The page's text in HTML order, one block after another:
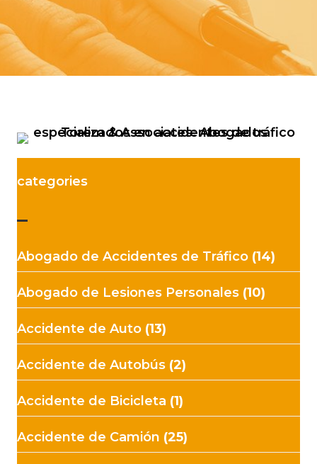
categories
–
Abogado de Accidentes de Tráfico (14)
Abogado de Lesiones Personales (10)
Accidente de Auto (13)
Accidente de Autobús (2)
Accidente de Bicicleta (1)
Accidente de Camión (25)